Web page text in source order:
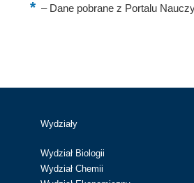
–Dane pobrane z Portalu
Wydziały
Wydział Biologii
Wydział Chemii